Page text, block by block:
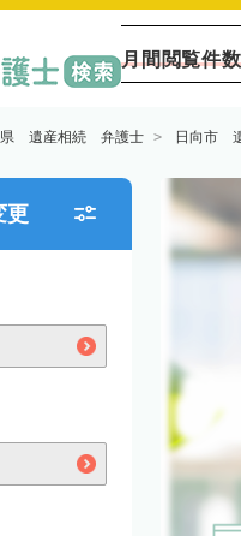
月間閲覧件数
県 遺産相続 弁護士 日向市
更